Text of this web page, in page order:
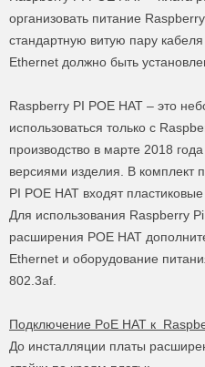
организовать питание
стандартную витую пару
Ethernet должно быть
Raspberry PI POE HAT – это
использоваться только с
производство в марте 2018
версиями изделия. В комплект
PI POE HAT входят
Для использования Raspberry
расширения POE HAT
Ethernet и оборудование
802.3af.
Подключение PoE HAT к
До инсталляции платы